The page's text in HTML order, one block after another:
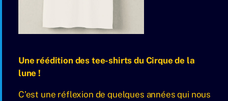
Une réédition des tee-shirts du Cirque de la
lune !
C’est une réflexion de quelques années qui nous